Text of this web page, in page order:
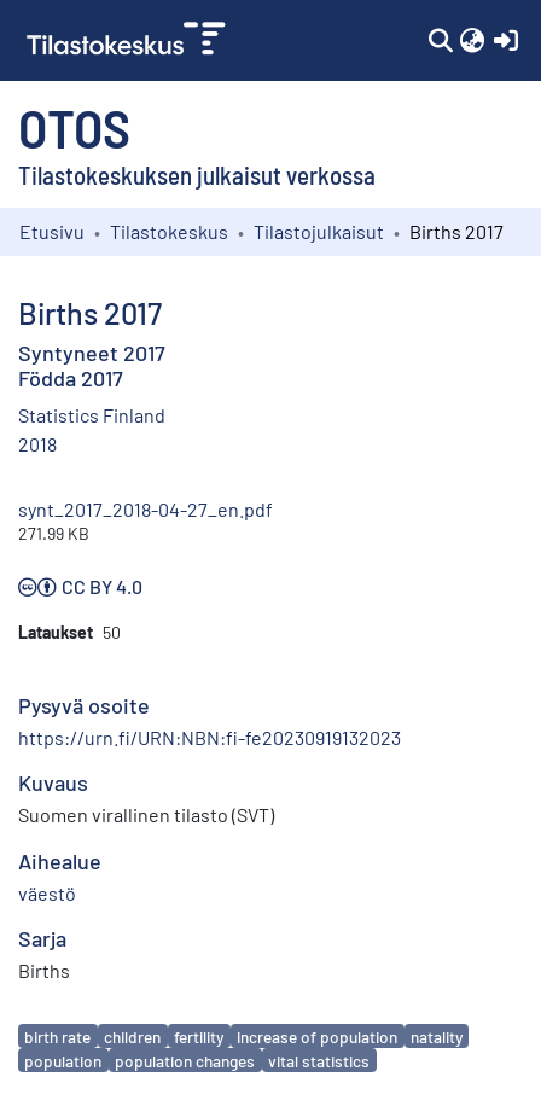
OTOS
Tilastokeskuksen julkaisut verkossa
Selaa
Etusivu Tilastokeskus Tilastojulkaisut Births 2017
Births 2017
Syntyneet 2017
Födda 2017
Statistics Finland
2018
synt_2017_2018-04-27_en.pdf
271.99 KB
CC BY 4.0
Lataukset 50
Pysyvä osoite
https://urn.fi/URN:NBN:fi-fe20230919132023
Kuvaus
Suomen virallinen tilasto (SVT)
Aihealue
väestö
Sarja
Births
Avainsanat
birth rate children fertility increase of population
natality
population
population changes vital statistics